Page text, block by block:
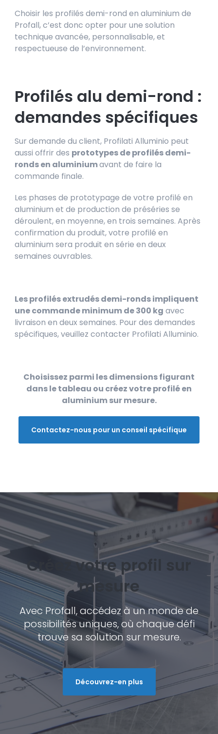
Choisir les profilés demi-rond en aluminium de
Profall, c’est donc opter pour une solution
technique avancée, personnalisable, et
respectueuse de l’environnement.
Profilés alu demi-rond :
demandes spécifiques
Sur demande du client, Profilati Alluminio peut
aussi offrir des prototypes de profilés demi-
ronds en aluminiumavant de faire la
commande finale.
Les phases de prototypage de votre profilé en
aluminium et de production de préséries se
déroulent, en moyenne, en trois semaines. Après
confirmation du produit, votre profilé en
aluminium sera produit en série en deux
semaines ouvrables.
Les profilés extrudés demi-ronds impliquent
une commande minimum de 300 kg avec
livraison en deux semaines. Pour des demandes
spécifiques, veuillez contacter Profilati Alluminio.
Choisissez parmi les dimensions figurant
dans le tableau ou créez votre profilé en
aluminium sur mesure.
Contactez-nous pour un conseil spécifique
Créez votre profil sur
mesure
Avec Profall, accédez à un monde de
possibilités uniques, où chaque défi
trouve sa solution sur mesure.
Découvrez-en plus